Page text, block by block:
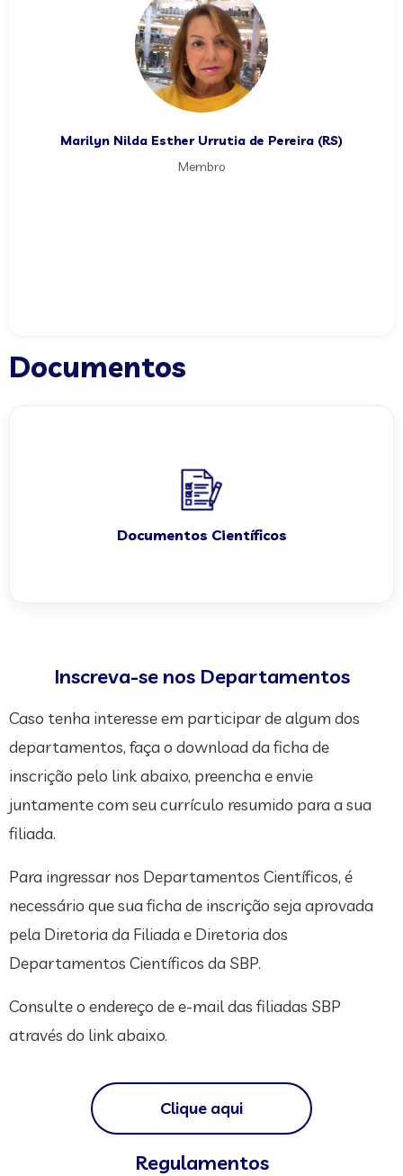
Marilyn Nilda Esther Urrutia de Pereira (RS)
Membro
Documentos
Documentos Científicos
Inscreva-se nos Departamentos
Caso tenha interesse em participar de algum dos
departamentos, faça o download da ficha de
inscrição pelo link abaixo, preencha e envie
juntamente com seu currículo resumido para a sua
filiada.
Para ingressar nos Departamentos Científicos, é
necessário que sua ficha de inscrição seja aprovada
pela Diretoria da Filiada e Diretoria dos
Departamentos Científicos da SBP.
Consulte o endereço de e-mail das filiadas SBP
através do link abaixo.
Clique aqui
Regulamentos